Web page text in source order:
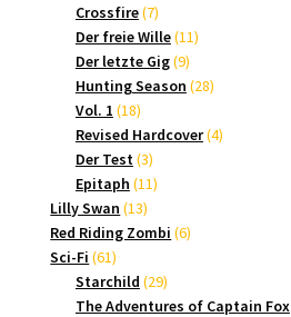
Crossfire 77
Produkte
Der freie Wille 1111
Der letzte Gig 99
Produkte
Hunting Season 2828
Vol. 1 1818
Produkte
Revised Hardcover 44
Der Test 33
Produkte
Epitaph 1111
Lilly Swan 1313
Produkte
Red Riding Zombi 66
Sci-Fi 6161
Produkte
Starchild 2929
Produkte
The Adventures of Captain Fox